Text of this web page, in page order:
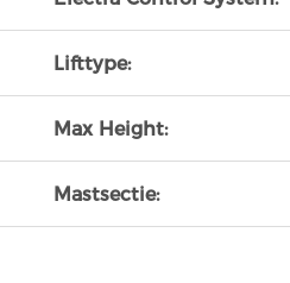
Lifttype:
Max Height:
Mastsectie: